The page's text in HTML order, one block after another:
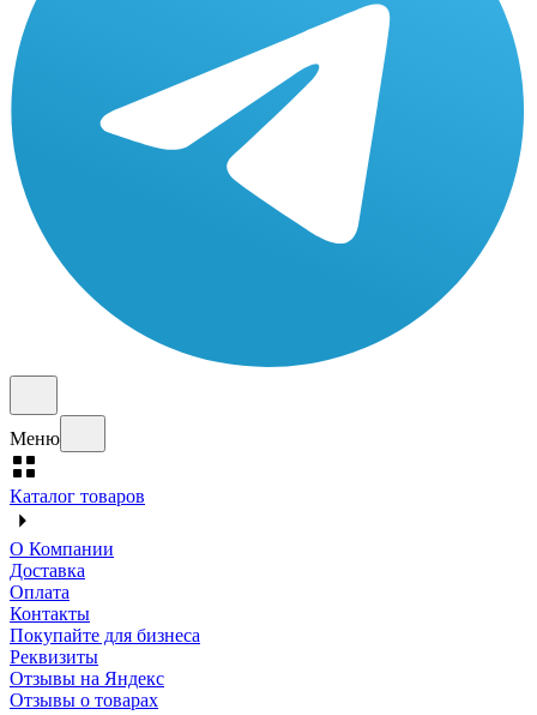
Меню
Каталог товаров
О Компании
Доставка
Оплата
Контакты
Покупайте для бизнеса
Реквизиты
Отзывы на Яндекс
Отзывы о товарах